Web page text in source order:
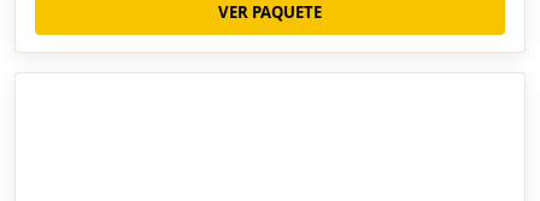
VER PAQUETE